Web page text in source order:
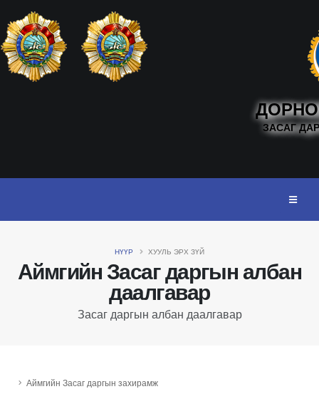
ЗАСАГ
Аймгийн Засаг даргын албан
даалгавар
Засаг даргын албан даалгавар
НҮҮР ХУУЛЬ ЭРХ ЗҮЙ
Аймгийн Засаг даргын захирамж